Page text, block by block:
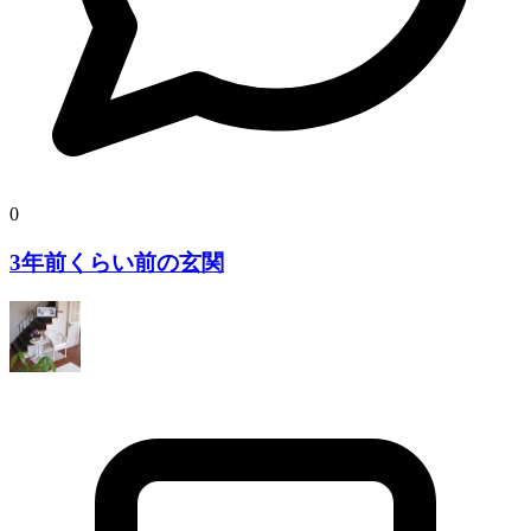
0
3年前くらい前の玄関